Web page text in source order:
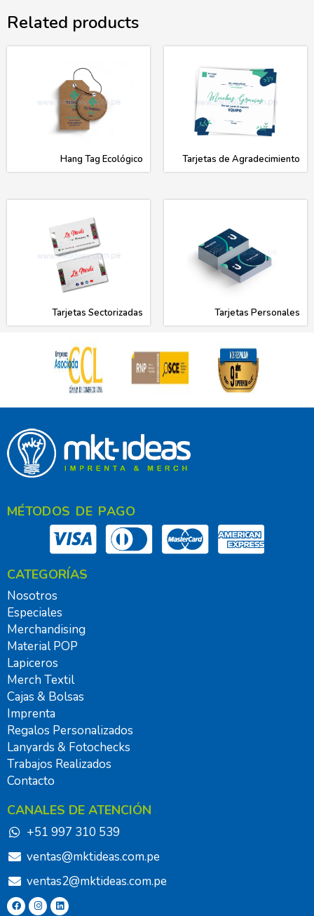
Related products
Hang Tag Ecológico Tarjetas de Agradecimiento
Tarjetas Sectorizadas Tarjetas Personales
MÉTODOS DE PAGO
CATEGORÍAS
Nosotros
Especiales
Merchandising
Material POP
Lapiceros
Merch Textil
Cajas & Bolsas
Imprenta
Regalos Personalizados
Lanyards & Fotochecks
Trabajos Realizados
Contacto
CANALES DE ATENCIÓN
+51 997 310 539
ventas@mktideas.com.pe
ventas2@mktideas.com.pe